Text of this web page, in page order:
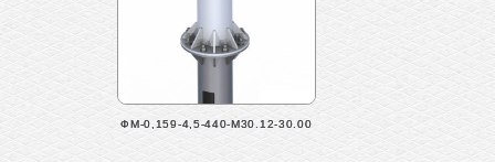
ФМ-0,159-4,5-440-М30.12-30.00